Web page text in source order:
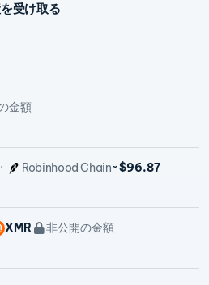
受け取る
金額
Robinhood Chain~ $96.87
XMR 非公開の金額